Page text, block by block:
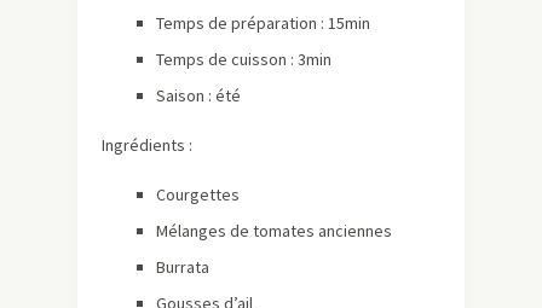
Temps de préparation : 15min
Temps de cuisson : 3min
Saison : été
Ingrédients :
Courgettes
Mélanges de tomates anciennes
Burrata
Gousses d’ail